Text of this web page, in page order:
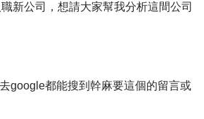
新公司，想請大家幫我分析這間公司
google都能搜到幹麻要這個的留言或